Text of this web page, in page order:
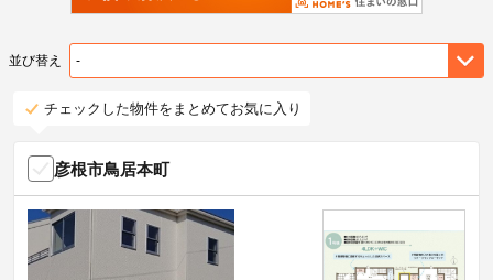
並び替え
チェックした物件をまとめてお気に入り
彦根市鳥居本町